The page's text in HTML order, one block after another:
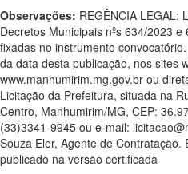
Observações: REGÊNCIA LEGAL:
Decretos Municipais nºs 634/2023
fixadas no instrumento
da data desta publicação, nos sites
www.manhumirim.mg.gov.br ou
Licitação da Prefeitura, situada na
Centro, Manhumirim/MG, CEP:
(33)3341-9945 ou e-mail:
Souza Eler, Agente de Contratação.
publicado na versão certificada